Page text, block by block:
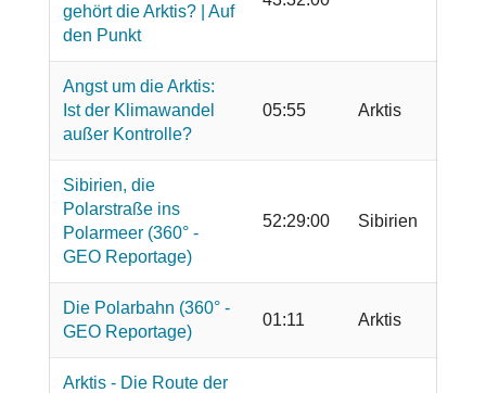
gehört die Arktis? | Auf
den Punkt
Angst um die Arktis:
Ist der Klimawandel
außer Kontrolle?
05:55 Arktis
Sibirien, die
Polarstraße ins
Polarmeer (360° -
GEO Reportage)
52:29:00 Sibirien
Die Polarbahn (360° -
GEO Reportage)
01:11 Arktis
Arktis - Die Route der